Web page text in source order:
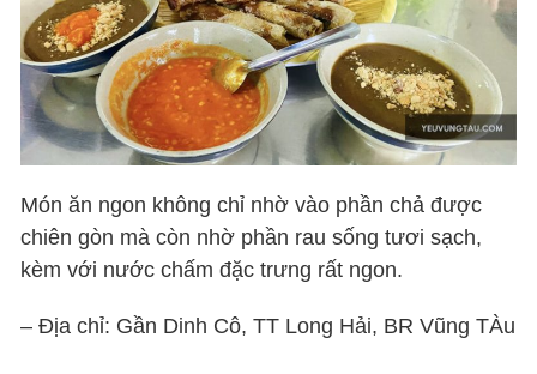
Món ăn ngon không chỉ nhờ vào phần chả được
chiên gòn mà còn nhờ phần rau sống tươi sạch,
kèm với nước chấm đặc trưng rất ngon.
– Địa chỉ: Gần Dinh Cô, TT Long Hải, BR Vũng TÀu